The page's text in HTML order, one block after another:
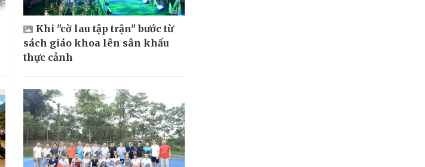
Khi "cờ lau tập trận" bước từ
sách giáo khoa lên sân khấu
thực cảnh